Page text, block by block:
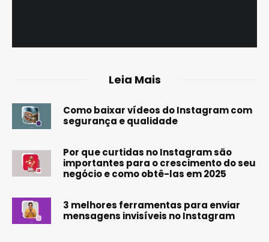
Leia Mais
Como baixar vídeos do Instagram com
segurança e qualidade
Por que curtidas no Instagram são
importantes para o crescimento do seu
negócio e como obtê-las em 2025
3 melhores ferramentas para enviar
mensagens invisíveis no Instagram